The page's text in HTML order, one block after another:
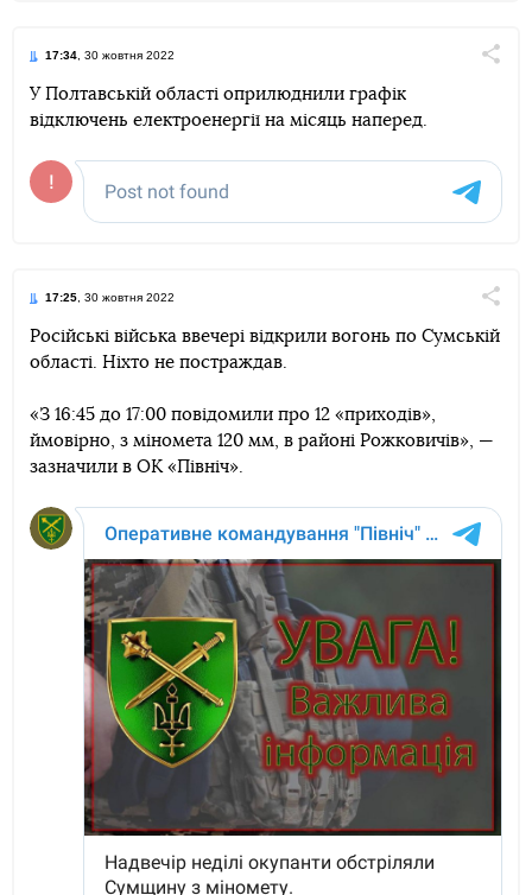
17:34, 30 жовтня 2022
TelegramFacebookTwitter
У Полтавській області оприлюднили графік
відключень електроенергії на місяць наперед.
17:25, 30 жовтня 2022
TelegramFacebook
Російські війська ввечері відкрили вогонь по Сумській
області. Ніхто не постраждав.
«З 16:45 до 17:00 повідомили про 12 «приходів»,
ймовірно, з міномета 120 мм, в районі Рожковичів», —
зазначили в ОК «Північ».